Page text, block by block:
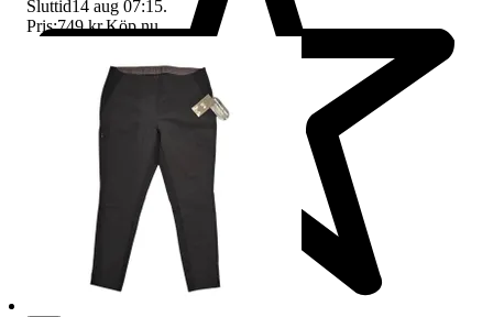
Sluttid14 aug 07:15.
Pris:749 kr,Köp nu.